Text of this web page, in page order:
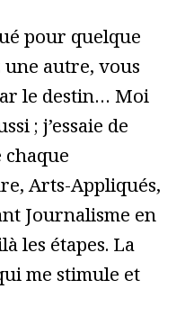
pour quelque
une autre, vous
le destin… Moi
; j’essaie de
Arts-Appliqués,
Journalisme en
les étapes. La
me stimule et